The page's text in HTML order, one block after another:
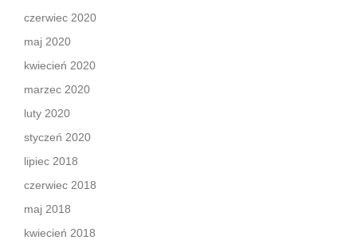
czerwiec 2020
maj 2020
kwiecień 2020
marzec 2020
luty 2020
styczeń 2020
lipiec 2018
czerwiec 2018
maj 2018
kwiecień 2018